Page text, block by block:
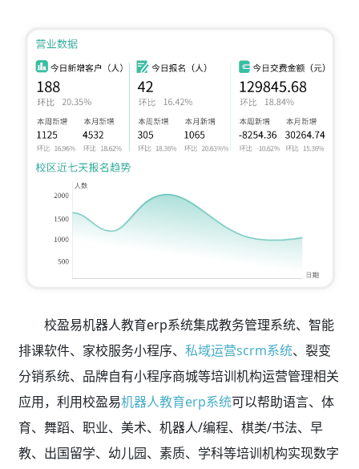
校盈易机器人教育erp系统集成教务管理系统、智能
排课软件、家校服务小程序、 私域运营scrm系统、裂变
分销系统、品牌自有小程序商城等培训机构运营管理相关
应用，利用校盈易机器人教育erp系统可以帮助语言、体
育、舞蹈、职业、美术、机器人/编程、棋类/书法、早
教、出国留学、幼儿园、素质、学科等培训机构实现数字